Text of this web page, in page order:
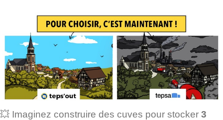
💥 Imaginez construire des cuves pour stocker 3